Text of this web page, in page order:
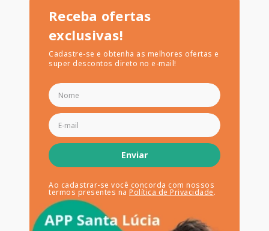
Receba ofertas
exclusivas!
Cadastre-se e obtenha as melhores ofertas e
super descontos direto no e-mail!
Enviar
Ao cadastrar-se você concorda com nossos
termos presentes na Política de Privacidade.